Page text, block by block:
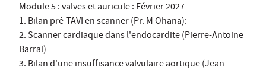
Module 5 : valves et auricule : Février 2027
1. Bilan pré-TAVI en scanner (Pr. M Ohana):
2. Scanner cardiaque dans l'endocardite (Pierre-Antoine
Barral)
3. Bilan d'une insuffisance valvulaire aortique (Jean